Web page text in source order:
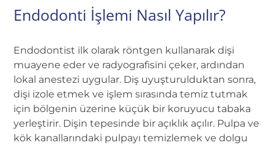
Endodonti İşlemi Nasıl Yapılır?
Endodontist ilk olarak röntgen kullanarak dişi
muayene eder ve radyografisini çeker, ardından
lokal anestezi uygular. Diş uyuşturulduktan sonra,
dişi izole etmek ve işlem sırasında temiz tutmak
için bölgenin üzerine küçük bir koruyucu tabaka
yerleştirir. Dişin tepesinde bir açıklık açılır. Pulpa ve
kök kanallarındaki pulpayı temizlemek ve dolgu